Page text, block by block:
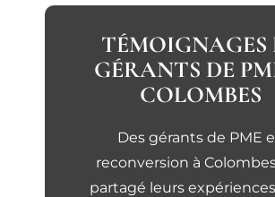
TÉMOIGNAGES
GÉRANTS DE
COLOMBES
Des gérants de PME
reconversion à
partagé leurs